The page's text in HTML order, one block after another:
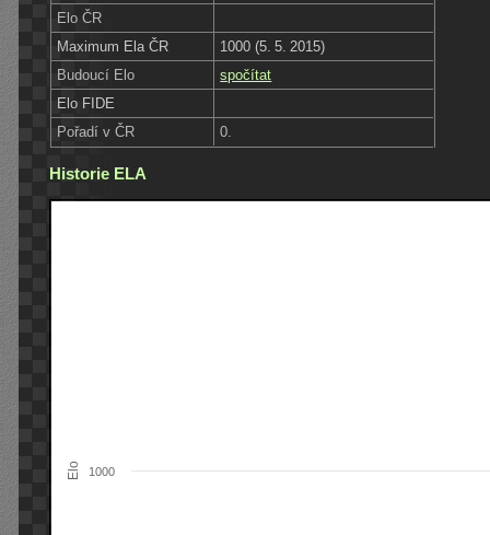
Elo ČR
Maximum Ela ČR
1000 (5. 5. 2015)
Budoucí Elo
spočítat
Elo FIDE
Pořadí v ČR
0.
Historie ELA
Elo 1000